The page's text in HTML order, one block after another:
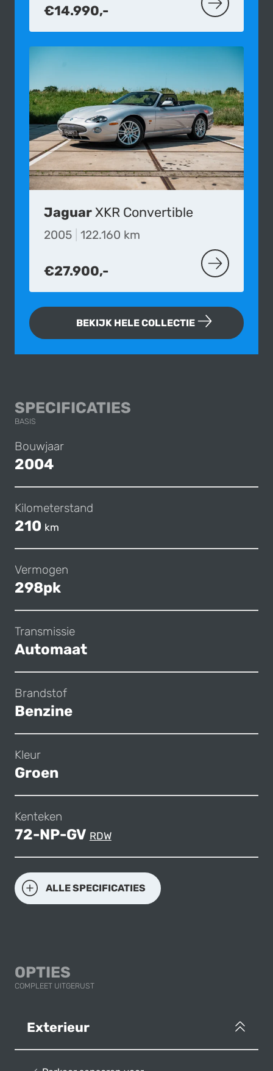
€14.990,- MEER OVER
Jaguar XKR Convertible
2005 122.160 km
€27.900,- MEER OVER
BEKIJK HELE COLLECTIE
SPECIFICATIES
BASIS
Bouwjaar
2004
Kilometerstand
210 km
Vermogen
298pk
Transmissie
Automaat
Brandstof
Benzine
Kleur
Groen
Kenteken
72-NP-GV RDW
ALLE SPECIFICATIES
OPTIES
COMPLEET UITGERUST
Exterieur